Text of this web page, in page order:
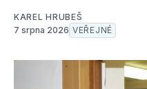
KAREL HRUBEŠ
7 srpna 2026 VEŘEJNÉ